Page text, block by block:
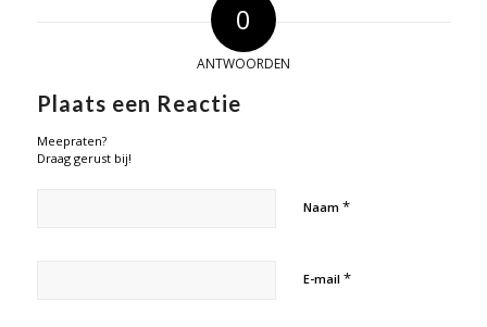
0
ANTWOORDEN
Plaats een Reactie
Meepraten?
Draag gerust bij!
Naam *
E-mail *